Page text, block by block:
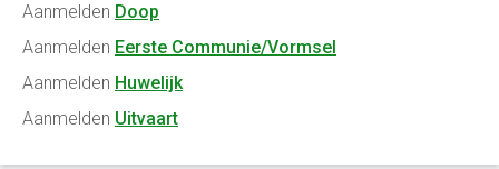
Aanmelden Doop
Aanmelden Eerste Communie/Vormsel
Aanmelden Huwelijk
Aanmelden Uitvaart